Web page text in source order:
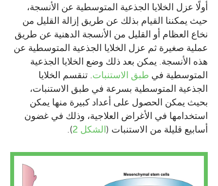
أولًا عزل الخلايا الجذعية المتوسطية عن الأنسجة،
حيث يمكننا القيام بذلك عن طريق إزالة القليل من
نخاع العظام أو القليل من الأنسجة الدهنية عن طريق
عملية صغيرة ثم عزل الخلايا الجذعية المتوسطية عن
هذه الأنسجة. يمكن بعد ذلك وضع الخلايا الجذعية
المتوسطية في طبق الاستنبات. تنقسم الخلايا
الجذعية المتوسطية بسرعة في طبق الاستنبات،
بحيث يمكن الحصول على أعداد كبيرة منها يمكن
استخدامها في الأغراض العلاجية، وذلك في غضون
أسابيع قليلة من الاستنبات (الشكل 2 ).